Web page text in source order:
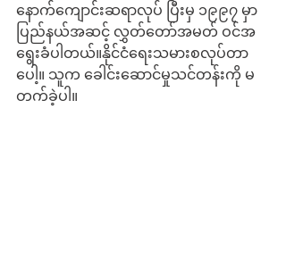
နောက်ကျောင်းဆရာလုပ် ပြီးမှ ၁၉၉၇ မှာ
ပြည်နယ်အဆင့် လွှတ်တော်အမတ် ဝင်အ
ရွေးခံပါတယ်။နိုင်ငံရေးသမားစလုပ်တာ
ပေါ့။ သူက ခေါင်းဆောင်မှုသင်တန်းကို မ
တက်ခဲ့ပါ။